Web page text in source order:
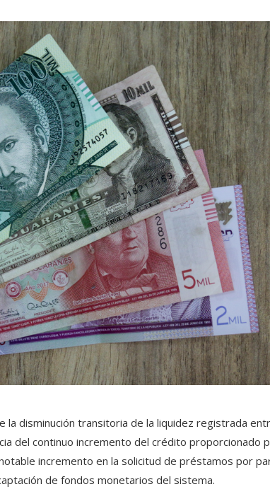
la disminución transitoria de la liquidez registrada
del continuo incremento del crédito proporcionado
incremento en la solicitud de préstamos por
de fondos monetarios del sistema.